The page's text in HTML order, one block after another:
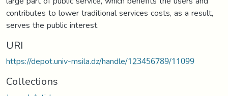
contributes to lower traditional services costs, as a result,
serves the public interest.
URI
https://depot.univ-msila.dz/handle/123456789/11099
Collections